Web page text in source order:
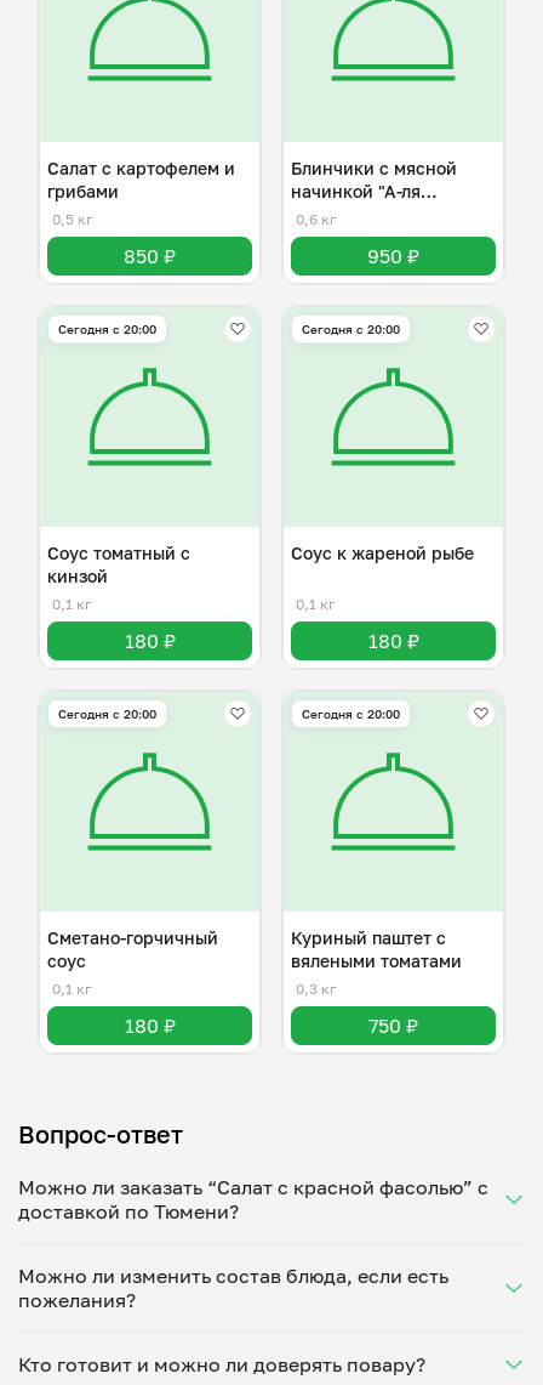
Салат с картофелем и
грибами
0,5 кг
850 ₽
Блинчики с мясной
начинкой "А-ля
болоньезе"
0,6 кг
950 ₽
Сегодня с 20:00
Соус томатный с
кинзой
0,1 кг
180 ₽
Сегодня с 20:00
Соус к жареной рыбе
0,1 кг
180 ₽
Сегодня с 20:00
Сметано-горчичный
соус
0,1 кг
180 ₽
Сегодня с 20:00
Куриный паштет с
вялеными томатами
0,3 кг
750 ₽
Вопрос-ответ
Можно ли заказать “Салат с красной фасолью” с
доставкой по Тюмени?
Укажите удобное время — и получите свежее
домашнее блюдо в большой порции прямо с плиты.
минут. Статус заказа отслеживайте в личном
кабинете, а с поваром можно связаться напрямую в
Можно ли изменить состав блюда, если есть
пожелания?
ваши предпочтения: уберет специи, снизит
Кто готовит и можно ли доверять повару?